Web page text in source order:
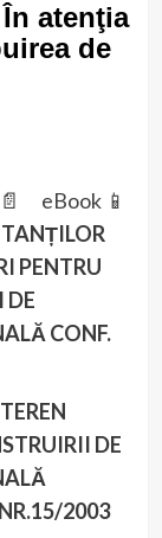
atenţia
de
eBook 📱
PENTRU
DE
CONF.
DE
2003